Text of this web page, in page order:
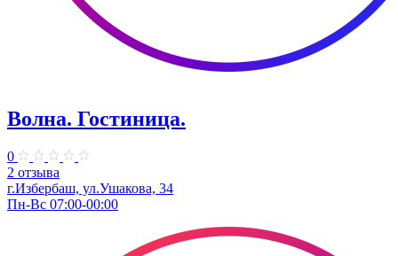
Волна. Гостиница.
0
2 отзыва
г.Избербаш, ул.Ушакова, 34
Пн-Вс 07:00-00:00